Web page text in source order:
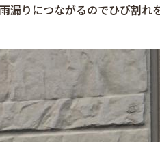
りにつながるのでひび割れ